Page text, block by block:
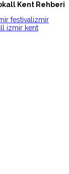
Kent Rehberi
festivalizmir
izmir kent